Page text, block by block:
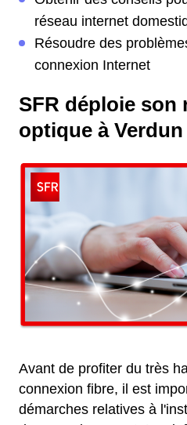
réseau internet
Résoudre des
connexion Internet
SFR déploie son
optique à Verdun
Avant de profiter du très
connexion fibre, il est
démarches relatives à